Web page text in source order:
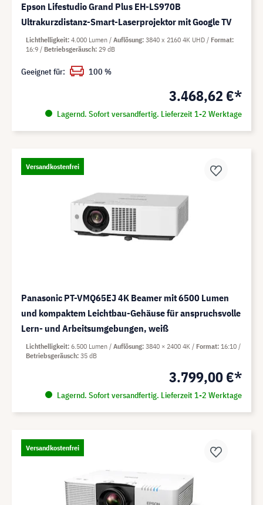
Epson Lifestudio Grand Plus EH-LS970B
Ultrakurzdistanz-Smart-Laserprojektor mit Google TV
3.468,62 €*
Lagernd. Sofort versandfertig. Lieferzeit 1-2 Werktage
Lichthelligkeit 4.000 Lumen Auflösung 3840 x 2160 4K UHD
Format
16:9
Betriebsgeräusch 29 dB
Geeignet für: 100 %
Versandkostenfrei
Panasonic PT-VMQ65EJ 4K Beamer mit 6500 Lumen
und kompaktem Leichtbau-Gehäuse für anspruchsvolle
Lern- und Arbeitsumgebungen, weiß
3.799,00 €*
Lagernd. Sofort versandfertig. Lieferzeit 1-2 Werktage
Lichthelligkeit 6.500 Lumen Auflösung 3840 × 2400 4K Format 16:10
Betriebsgeräusch 35 dB
Versandkostenfrei